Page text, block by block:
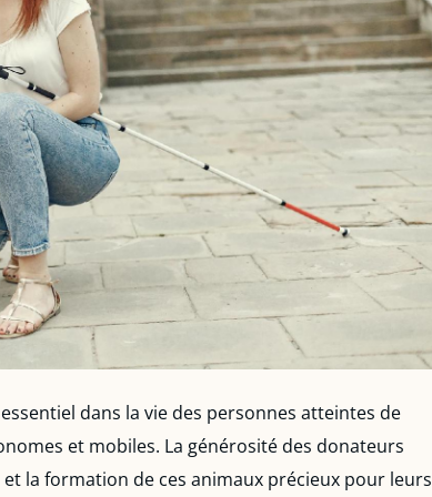
dans la vie des personnes atteintes de
et mobiles. La générosité des donateurs
la formation de ces animaux précieux pour leurs